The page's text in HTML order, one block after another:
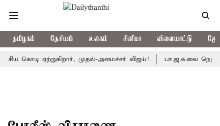
தமிழகம் தேசியம் உலகம் சினிமா விளையாட்டு
கொடி ஏற்றுகிறார், முதல்-அமைச்சர் விஜய்! பா.ஜ.க.வை